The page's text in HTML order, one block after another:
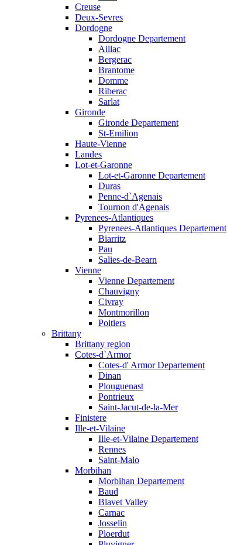
Creuse
Deux-Sevres
Dordogne
Dordogne Departement
Aillac
Bergerac
Brantome
Domme
Riberac
Sarlat
Gironde
Gironde Departement
St-Emilion
Haute-Vienne
Landes
Lot-et-Garonne
Lot-et-Garonne Departement
Duras
Penne-d`Agenais
Tournon d'Agenais
Pyrenees-Atlantiques
Pyrenees-Atlantiques Departement
Biarritz
Pau
Salies-de-Bearn
Vienne
Vienne Departement
Chauvigny
Civray
Montmorillon
Poitiers
Brittany
Brittany region
Cotes-d`Armor
Cotes-d' Armor Departement
Dinan
Plouguenast
Pontrieux
Saint-Jacut-de-la-Mer
Finistere
Ille-et-Vilaine
Ille-et-Vilaine Departement
Rennes
Saint-Malo
Morbihan
Morbihan Departement
Baud
Blavet Valley
Carnac
Josselin
Ploerdut